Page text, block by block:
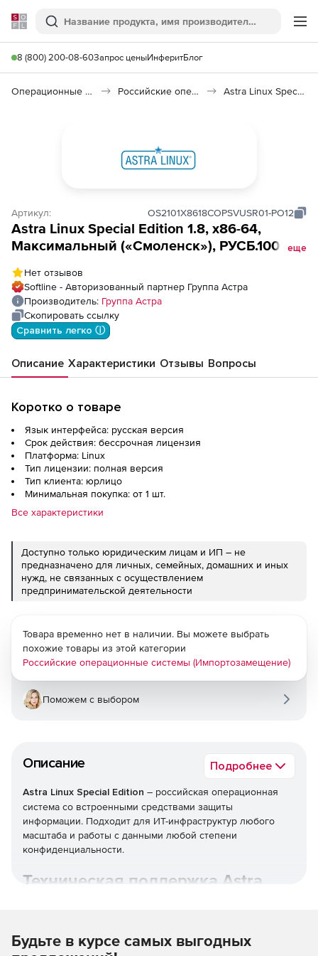
Softline
Поиск
8 (800) 200-08-60Запрос ценыИнферитБлог
Операционные системы Российские операционные системы (Импортозамещение) Astra Linux Special Edition
Артикул: OS2101Х8618COPSVUSR01-PO12
Astra Linux Special Edition 1.8, х86-64,
Максимальный («Смоленск»), РУСБ.10015-
неограниченной виртуализации
серверной ALSE на физ.сервере до 2
сокетов, на срок действия исключит.права,
с вкл.обновлениями Тип 2 на 12 мес
еще
Нет отзывов
Softline - Авторизованный партнер Группа Астра
Производитель: Группа Астра
Скопировать ссылку
Сравнить легко ⓘ
Описание Характеристики Отзывы Вопросы
Коротко о товаре
Язык интерфейса: русская версия
Срок действия: бессрочная лицензия
Платформа: Linux
Тип лицензии: полная версия
Тип клиента: юрлицо
Минимальная покупка: от 1 шт.
Все характеристики
Доступно только юридическим лицам и ИП – не
предназначено для личных, семейных, домашних и иных
нужд, не связанных с осуществлением
предпринимательской деятельности
Описание Подробнее
Astra Linux Special Edition – российская операционная
система со встроенными средствами защиты
информации. Подходит для ИТ-инфраструктур любого
масштаба и работы с данными любой степени
конфиденциальности.
Техническая поддержка Astra
Товара временно нет в наличии. Вы можете выбрать
похожие товары из этой категории
Российские операционные системы (Импортозамещение)
Поможем с выбором
Будьте в курсе самых выгодных